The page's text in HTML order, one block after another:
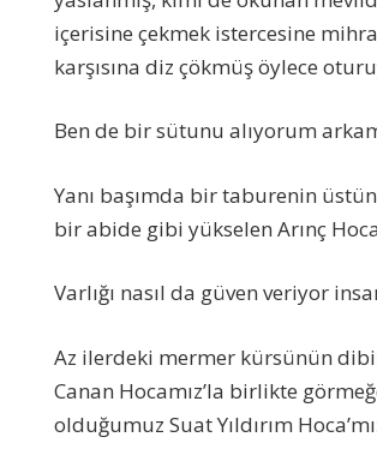
içerisine çekmek istercesine
karşısına diz çökmüş öylece
Ben de bir sütunu alıyorum
Yanı başımda bir taburenin
bir abide gibi yükselen Arınç
Varlığı nasıl da güven veriyor
Az ilerdeki mermer kürsünün
Canan Hocamız’la birlikte
olduğumuz Suat Yıldırım